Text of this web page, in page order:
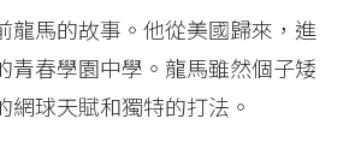
龍馬的故事。他從美國歸來，進
青春學園中學。龍馬雖然個子矮
網球天賦和獨特的打法。